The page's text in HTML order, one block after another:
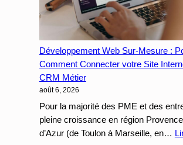
Développement Web Sur-Mesure :
Comment Connecter votre Site
CRM Métier
août 6, 2026
Pour la majorité des PME et des
pleine croissance en région
d’Azur (de Toulon à Marseille, en…